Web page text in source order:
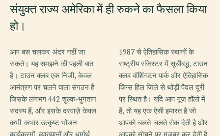
संयुक्त राज्य अमेरिका में ही रुकने का फैसला किया
हो।
आप बस चलकर अंदर नहीं जा
सकते। यह समझने की पहली बात
है। टाउन क्लब एक निजी, केवल
आमंत्रण पर चलने वाला संगठन है
जिसके लगभग 442 शुल्क-भुगतान
सदस्य हैं, और इसके दरवाज़े केवल
कभी-कभार उत्कृष्ट भोजन
1987 से ऐतिहासिक स्थानों के
राष्ट्रीय रजिस्टर में सूचीबद्ध, टाउन
क्लब वॉशिंगटन पार्क और ऐतिहासिक
किंग्स हिल जिले से थोड़ी पैदल दूरी
पर स्थित है। यदि आप गूज़ हॉलो में
हैं, तो यह एक ऐसी इमारत है जो
आपको चलते-चलते रोक देती है और